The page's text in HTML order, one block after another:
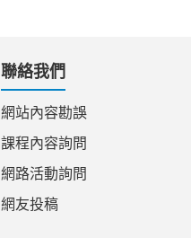
聯絡我們
網站內容勘誤
課程內容詢問
網路活動詢問
網友投稿